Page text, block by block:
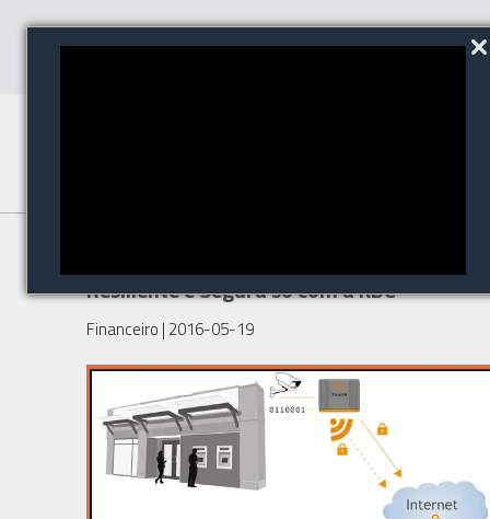
Resiliente e Segura só com a KBC
Financeiro | 2016-05-19